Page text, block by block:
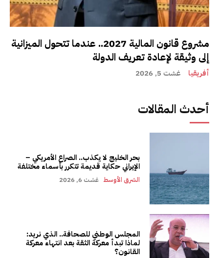
مشروع قانون المالية 2027.. عندما تتحول الميزانية
إلى وثيقة لإعادة تعريف الدولة
أفريقيا غشت 5, 2026
أحدث المقالات
بحر الخليج لا يكذب.. الصراع الأمريكي –
الإيراني حكاية قديمة تتكرر بأسماء مختلفة
الشرق الأوسط غشت 6, 2026
المجلس الوطني للصحافة.. الذي نريد:
لماذا تبدأ معركة الثقة بعد انتهاء معركة
القانون؟